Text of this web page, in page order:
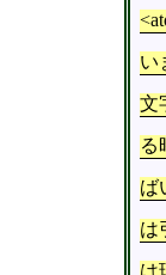
い
文
る
ば
は
は